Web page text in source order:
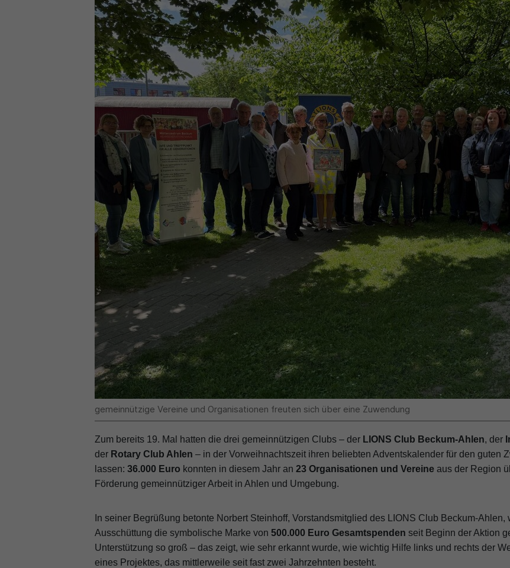
gemeinnützige Vereine und Organisationen freuten sich über eine Zuwendung
Zum bereits 19. Mal hatten die drei gemeinnützigen Clubs – der LIONS Club Beckum-Ahlen, der
der Rotary Club Ahlen – in der Vorweihnachtszeit ihren beliebten Adventskalender für den guten
lassen: 36.000 Euro konnten in diesem Jahr an 23 Organisationen und Vereine aus der Region
Förderung gemeinnütziger Arbeit in Ahlen und Umgebung.
In seiner Begrüßung betonte Norbert Steinhoff, Vorstandsmitglied des LIONS Club Beckum-
Ausschüttung die symbolische Marke von 500.000 Euro Gesamtspenden seit Beginn der Aktion
Unterstützung so groß – das zeigt, wie sehr erkannt wurde, wie wichtig Hilfe links und rechts der
eines Projektes, das mittlerweile seit fast zwei Jahrzehnten besteht.
Zweck
generierte ID, für die historische
Ihrer vorgenommen Einstellungen, falls der
Webseiten-Betreiber dies eingestellt hat.
Zweck
Details wie die eindeutige Besucher-ID zu
speichern.
Name _pk_ses\..*$
Anbieter Matomo
Laufzeit 30 Minuten
Zweck
Wird für statistische Zwecke verwendet, um
vorübergehende Daten des Besuchs zu
speichern.